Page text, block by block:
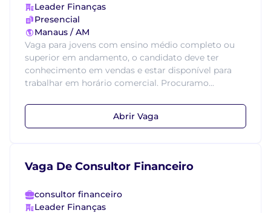
Leader Finanças
Presencial
Manaus / AM
Vaga para jovens com ensino médio completo ou
superior em andamento, o candidato deve ter
conhecimento em vendas e estar disponível para
trabalhar em horário comercial. Procuramo...
Abrir Vaga
Vaga De Consultor Financeiro
consultor financeiro
Leader Finanças